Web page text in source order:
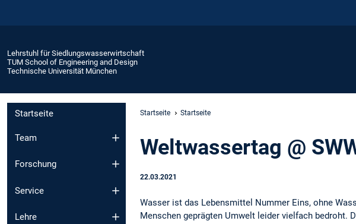
Lehrstuhl für Siedlungswasserwirtschaft
TUM School of Engineering and Design
Technische Universität München
Startseite
Team
Forschung
Service
Lehre
Startseite Startseite
Weltwassertag @
22.03.2021
Wasser ist das Lebensmittel Nummer Eins, ohne
Menschen geprägten Umwelt leider vielfach bedroht.